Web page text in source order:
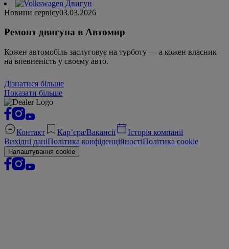
Новини сервісу03.03.2026
Ремонт двигуна в Автомир
Кожен автомобіль заслуговує на турботу — а кожен власник
на впевненість у своєму авто.
Дізнатися більше
Показати більше
Контакт Кар’єра/Вакансії
Історія компанії
Вихідні даніПолітика конфіденційностіПолітика cookie
Налаштування cookie